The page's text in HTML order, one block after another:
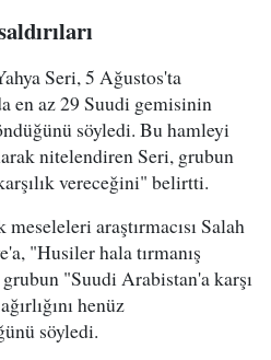
Seri, 5 Ağustos'ta
en az 29 Suudi gemisinin
söyledi. Bu hamleyi
nitelendiren Seri, grubun
vereceğini" belirtti.
araştırmacısı Salah
"Husiler hala tırmanış
"Suudi Arabistan'a karşı
henüz
söyledi.